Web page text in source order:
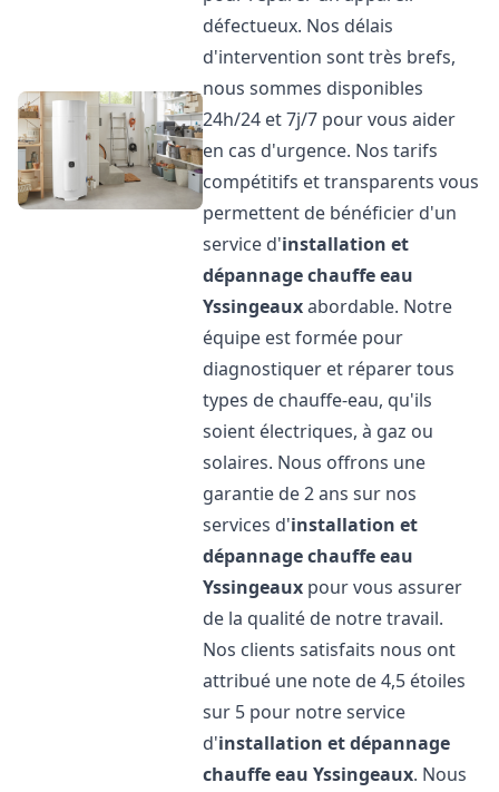
défectueux. Nos délais
d'intervention sont très brefs,
nous sommes disponibles
24h/24 et 7j/7 pour vous aider
en cas d'urgence. Nos tarifs
compétitifs et transparents vous
permettent de bénéficier d'un
service d'installation et
dépannage chauffe eau
Yssingeauxabordable. Notre
équipe est formée pour
diagnostiquer et réparer tous
types de chauffe-eau, qu'ils
soient électriques, à gaz ou
solaires. Nous offrons une
garantie de 2 ans sur nos
services d'installation et
dépannage chauffe eau
Yssingeaux pour vous assurer
de la qualité de notre travail.
Nos clients satisfaits nous ont
attribué une note de 4,5 étoiles
sur 5 pour notre service
d'installation et dépannage
chauffe eau Yssingeaux. Nous